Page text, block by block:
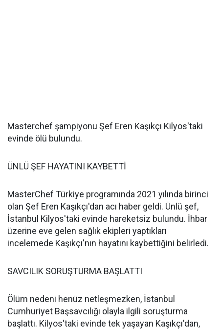
Masterchef şampiyonu Şef Eren Kaşıkçı Kilyos'taki
evinde ölü bulundu.
ÜNLÜ ŞEF HAYATINI KAYBETTİ
MasterChef Türkiye programında 2021 yılında birinci
olan Şef Eren Kaşıkçı'dan acı haber geldi. Ünlü şef,
İstanbul Kilyos'taki evinde hareketsiz bulundu. İhbar
üzerine eve gelen sağlık ekipleri yaptıkları
incelemede Kaşıkçı'nın hayatını kaybettiğini belirledi.
SAVCILIK SORUŞTURMA BAŞLATTI
Ölüm nedeni henüz netleşmezken, İstanbul
Cumhuriyet Başsavcılığı olayla ilgili soruşturma
başlattı. Kilyos'taki evinde tek yaşayan Kaşıkçı'dan,